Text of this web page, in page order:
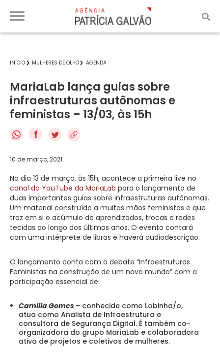
INÍCIO MULHERES DE OLHO AGENDA
MariaLab lança guias sobre
infraestruturas autônomas e
feministas – 13/03, às 15h
f
10 de março, 2021
No dia 13 de março, às 15h, acontece a primeira live no
canal do YouTube da MariaLab para o lançamento de
duas importantes guias sobre infraestruturas autônomas.
Um material construído a muitas mãos feministas e que
traz em si o acúmulo de aprendizados, trocas e redes
tecidas ao longo dos últimos anos. O evento contará
com uma intérprete de libras e haverá audiodescrição.
O lançamento conta com o debate “Infraestruturas
Feministas na construção de um novo mundo” com a
participação essencial de:
Camilla Gomes – conhecide como Lobinha/o,
atua como Analista de Infraestrutura e
consultora de Segurança Digital. É também co-
organizadora do grupo MariaLab e colaboradora
ativa de projetos e coletivos de mulheres.